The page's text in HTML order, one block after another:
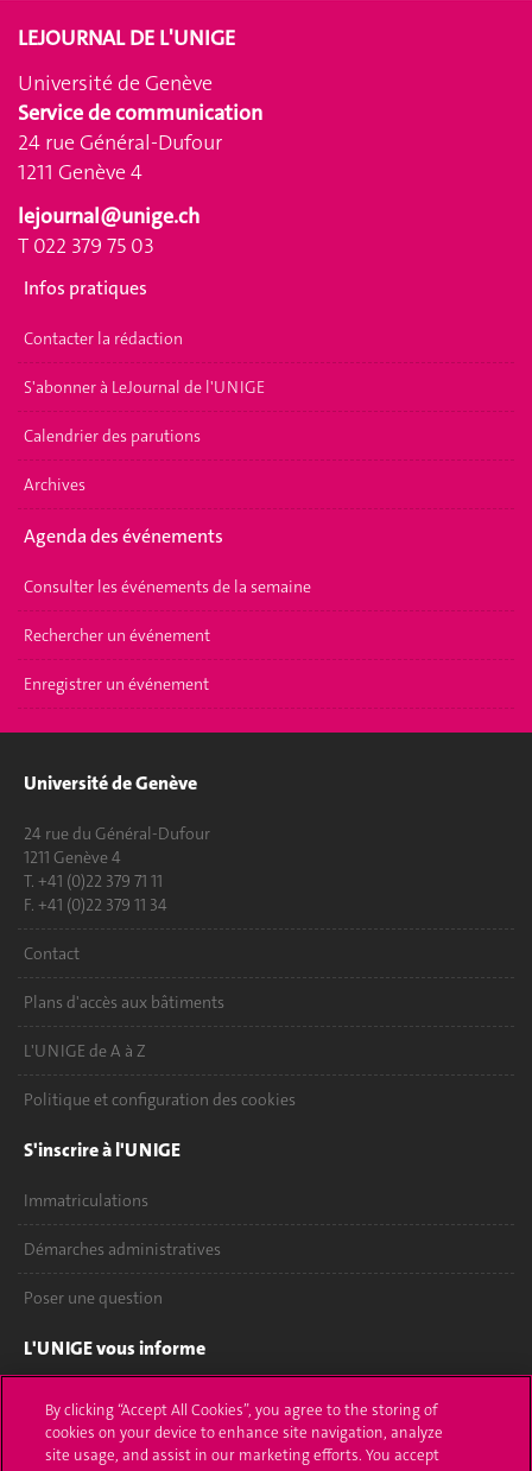
LEJOURNAL DE L'UNIGE
Université de Genève
Service de communication
24 rue Général-Dufour
1211 Genève 4
lejournal@unige.ch
T 022 379 75 03
Infos pratiques
Contacter la rédaction
S'abonner à LeJournal de l'UNIGE
Calendrier des parutions
Archives
Agenda des événements
Consulter les événements de la semaine
Rechercher un événement
Enregistrer un événement
Université de Genève
24 rue du Général-Dufour
1211 Genève 4
T. +41 (0)22 379 71 11
F. +41 (0)22 379 11 34
Contact
Plans d'accès aux bâtiments
L'UNIGE de A à Z
Politique et configuration des cookies
S'inscrire à l'UNIGE
Immatriculations
Démarches administratives
Poser une question
L'UNIGE vous informe
UNIGE Mobile
Médias
By clicking “Accept All Cookies”, you agree to the storing of
cookies on your device to enhance site navigation, analyze
site usage, and assist in our marketing efforts. You accept